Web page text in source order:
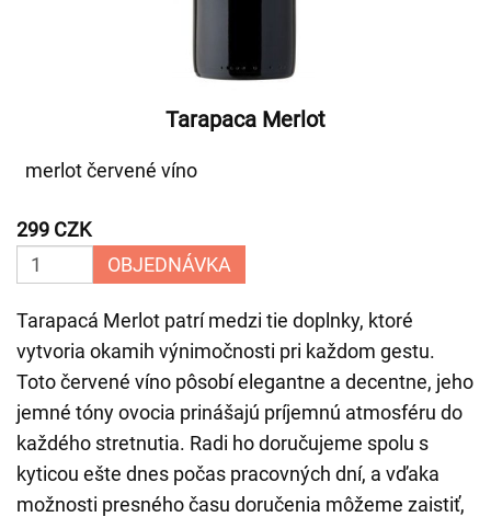
Tarapaca Merlot
merlot červené víno
299 CZK
OBJEDNÁVKA
Tarapacá Merlot patrí medzi tie doplnky, ktoré
vytvoria okamih výnimočnosti pri každom gestu.
Toto červené víno pôsobí elegantne a decentne, jeho
jemné tóny ovocia prinášajú príjemnú atmosféru do
každého stretnutia. Radi ho doručujeme spolu s
kyticou ešte dnes počas pracovných dní, a vďaka
možnosti presného času doručenia môžeme zaistiť,